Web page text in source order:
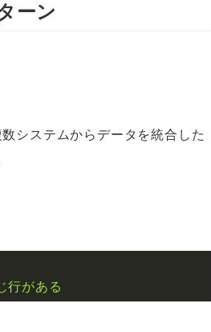
ーン
システムからデータを統合した
行がある